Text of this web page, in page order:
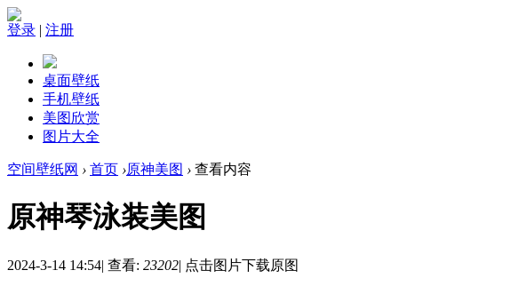
登录 | 注册
桌面壁纸
手机壁纸
美图欣赏
图片大全
空间壁纸网 › 首页 ›原神美图 › 查看内容
原神琴泳装美图
2024-3-14 14:54| 查看: 23202| 点击图片下载原图